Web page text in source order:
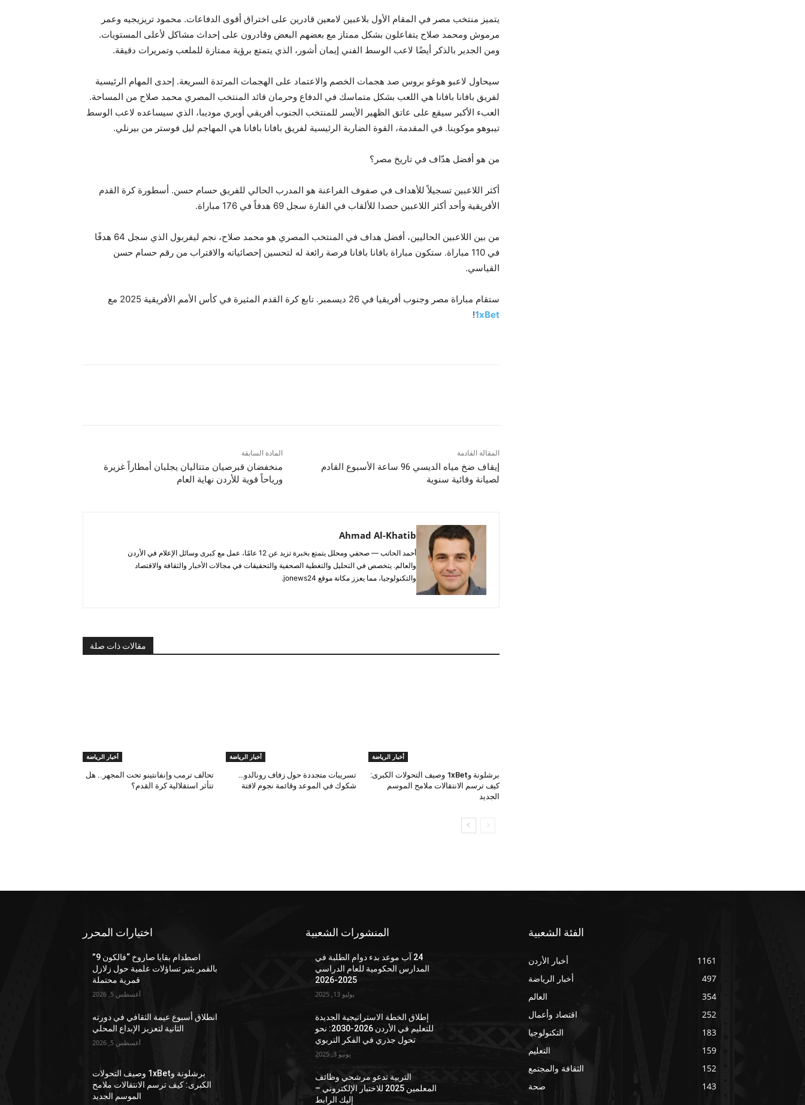
يتميز منتخب مصر في المقام الأول بلاعبين لامعين قادرين على اختراق أقوى الدفاعات. محمود تريزيجيه وعمر
مرموش ومحمد صلاح يتفاعلون بشكل ممتاز مع بعضهم البعض وقادرون على إحداث مشاكل لأعلى المستويات.
ومن الجدير بالذكر أيضًا لاعب الوسط الفني إيمان أشور، الذي يتمتع برؤية ممتازة للملعب وتمريرات دقيقة.
سيحاول لاعبو هوغو بروس صد هجمات الخصم والاعتماد على الهجمات المرتدة السريعة. إحدى المهام الرئيسية
لفريق بافانا بافانا هي اللعب بشكل متماسك في الدفاع وحرمان قائد المنتخب المصري محمد صلاح من المساحة.
العبء الأكبر سيقع على عاتق الظهير الأيسر للمنتخب الجنوب أفريقي أوبري موديبا، الذي سيساعده لاعب الوسط
تيبوهو موكوينا. في المقدمة، القوة الضاربة الرئيسية لفريق بافانا بافانا هي المهاجم ليل فوستر من بيرنلي.
من هو أفضل هدّاف في تاريخ مصر؟
أكثر اللاعبين تسجيلاً للأهداف في صفوف الفراعنة هو المدرب الحالي للفريق حسام حسن. أسطورة كرة القدم
الأفريقية وأحد أكثر اللاعبين حصدا للألقاب في القارة سجل 69 هدفاً في 176 مباراة.
من بين اللاعبين الحاليين، أفضل هداف في المنتخب المصري هو محمد صلاح، نجم ليفربول الذي سجل 64 هدفًا
في 110 مباراة. ستكون مباراة بافانا بافانا فرصة رائعة له لتحسين إحصائياته والاقتراب من رقم حسام حسن
القياسي.
ستقام مباراة مصر وجنوب أفريقيا في 26 ديسمبر. تابع كرة القدم المثيرة في كأس الأمم الأفريقية 2025 مع
1xBet
!
المادة السابقة
منخفضان قبرصيان متتاليان يجلبان أمطاراً غزيرة
ورياحاً قوية للأردن نهاية العام
المقالة القادمة
إيقاف ضخ مياه الديسي 96 ساعة الأسبوع القادم
لصيانة وقائية سنوية
Ahmad Al-Khatib
أحمد الحاتب — صحفي ومحلل يتمتع بخبرة تزيد عن 12 عامًا، عمل مع كبرى وسائل الإعلام في الأردن
والعالم. يتخصص في التحليل والتغطية الصحفية والتحقيقات في مجالات الأخبار والثقافة والاقتصاد
والتكنولوجيا، مما يعزز مكانة موقع jonews24.
مقالات ذات صلة
أخبار الرياضة
برشلونة و1xBet وصيف التحولات الكبرى:
كيف ترسم الانتقالات ملامح الموسم
الجديد
أخبار الرياضة
تسريبات متجددة حول زفاف رونالدو…
شكوك في الموعد وقائمة نجوم لافتة
أخبار الرياضة
تحالف ترمب وإنفانتينو تحت المجهر.. هل
تتأثر استقلالية كرة القدم؟
اختيارات المحرر
اصطدام بقايا صاروخ “فالكون 9”
بالقمر يثير تساؤلات علمية حول زلازل
قمرية محتملة
أغسطس 5, 2026
انطلاق أسبوع عيمة الثقافي في دورته
الثانية لتعزيز الإبداع المحلي
أغسطس 5, 2026
برشلونة و1xBet وصيف التحولات
الكبرى: كيف ترسم الانتقالات ملامح
الموسم الجديد
المنشورات الشعبية
24 آب موعد بدء دوام الطلبة في
المدارس الحكومية للعام الدراسي
2025-2026
يوليو 13, 2025
إطلاق الخطة الاستراتيجية الجديدة
للتعليم في الأردن 2026-2030: نحو
تحول جذري في الفكر التربوي
يونيو 3, 2025
التربية تدعو مرشحي وظائف
المعلمين 2025 للاختبار الإلكتروني –
إليك الرابط
الفئة الشعبية
أخبار الأردن
1161
أخبار الرياضة
497
العالم
354
اقتصاد وأعمال
252
التكنولوجيا
183
التعليم
159
الثقافة والمجتمع
152
صحة
143